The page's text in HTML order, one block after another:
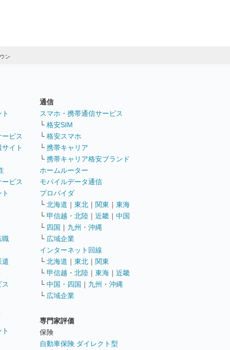
ン
ビス
イト
ビス
職
遣
通信
スマホ・携帯通信サービス
└ 格安SIM
└ 格安スマホ
└ 携帯キャリア
└ 携帯キャリア格安ブランド
ホームルーター
モバイルデータ通信
プロバイダ
└ 北海道 ｜ 東北 ｜ 関東 ｜ 東海
└ 甲信越・北陸 ｜ 近畿 ｜ 中国
└ 四国 ｜ 九州・沖縄
└ 広域企業
インターネット回線
└ 北海道 ｜ 東北 ｜ 関東
└ 甲信越・北陸 ｜ 東海 ｜ 近畿
└ 中国・四国 ｜ 九州・沖縄
└ 広域企業
専門家評価
保険
自動車保険 ダイレクト型